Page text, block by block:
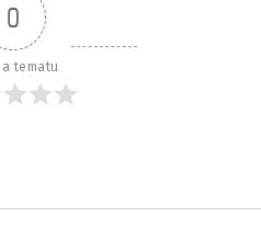
0
tematu